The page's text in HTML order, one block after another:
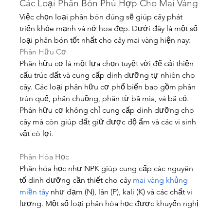
Các Loại Phân Bón Phù Hợp Cho Mai Vàng
Việc chọn loại phân bón đúng sẽ giúp cây phát
triển khỏe mạnh và nở hoa đẹp. Dưới đây là một số
loại phân bón tốt nhất cho cây mai vàng hiện nay:
Phân Hữu Cơ
Phân hữu cơ là một lựa chọn tuyệt vời để cải thiện
cấu trúc đất và cung cấp dinh dưỡng tự nhiên cho
cây. Các loại phân hữu cơ phổ biến bao gồm phân
trùn quế, phân chuồng, phân từ bã mía, và bã cỏ.
Phân hữu cơ không chỉ cung cấp dinh dưỡng cho
cây mà còn giúp đất giữ được độ ẩm và các vi sinh
vật có lợi.
Phân Hóa Học
Phân hóa học như NPK giúp cung cấp các nguyên
tố dinh dưỡng cần thiết cho cây mai vàng khủng
miền tây như đạm (N), lân (P), kali (K) và các chất vi
lượng. Một số loại phân hóa học được khuyến nghị